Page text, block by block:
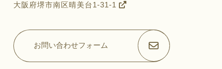
大阪府堺市南区晴美台1-31-1
お問い合わせフォーム